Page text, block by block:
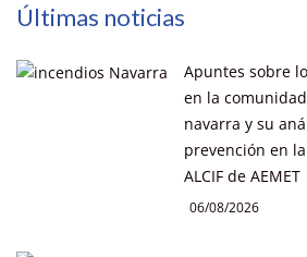
Últimas noticias
Apuntes sobre
en la
navarra y su
prevención en
ALCIF de AEMET
06/08/2026